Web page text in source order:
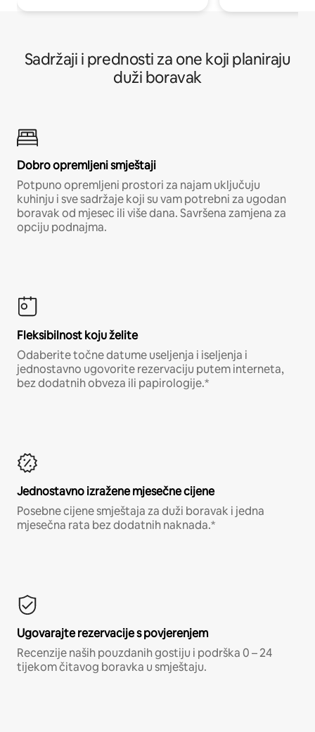
Sadržaji i prednosti za one koji planiraju
duži boravak
Dobro opremljeni smještaji
Potpuno opremljeni prostori za najam uključuju
kuhinju i sve sadržaje koji su vam potrebni za ugodan
boravak od mjesec ili više dana. Savršena zamjena za
opciju podnajma.
Fleksibilnost koju želite
Odaberite točne datume useljenja i iseljenja i
jednostavno ugovorite rezervaciju putem interneta,
bez dodatnih obveza ili papirologije.*
Jednostavno izražene mjesečne cijene
Posebne cijene smještaja za duži boravak i jedna
mjesečna rata bez dodatnih naknada.*
Ugovarajte rezervacije s povjerenjem
Recenzije naših pouzdanih gostiju i podrška 0 – 24
tijekom čitavog boravka u smještaju.